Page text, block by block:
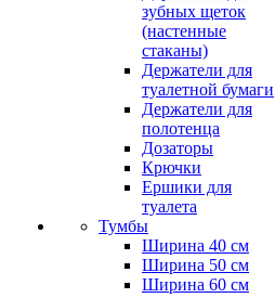
зубных щеток
(настенные
стаканы)
Держатели для
туалетной бумаги
Держатели для
полотенца
Дозаторы
Крючки
Ершики для
туалета
Тумбы
Ширина 40 см
Ширина 50 см
Ширина 60 см